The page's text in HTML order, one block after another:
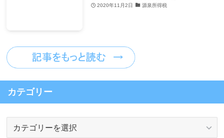
2020年11月2日 源泉所得税
カテゴリー